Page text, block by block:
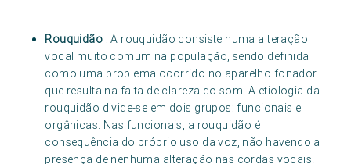
Rouquidão : A rouquidão consiste numa alteração
vocal muito comum na população, sendo definida
como uma problema ocorrido no aparelho fonador
que resulta na falta de clareza do som. A etiologia da
rouquidão divide-se em dois grupos: funcionais e
orgânicas. Nas funcionais, a rouquidão é
consequência do próprio uso da voz, não havendo a
presença de nenhuma alteração nas cordas vocais.